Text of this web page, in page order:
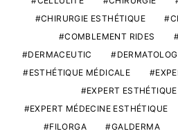
CHIRURGIE ESTHÉTIQUE
COMBLEMENT RIDES
DERMACEUTIC
ESTHÉTIQUE MÉDICALE
EXPERT
EXPERT MÉDECINE ESTHÉTIQUE
FILORGA
GALDERMA